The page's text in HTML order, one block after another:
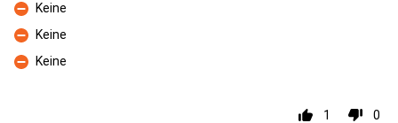
Con
Keine
Con
Keine
Con
Keine
1 0